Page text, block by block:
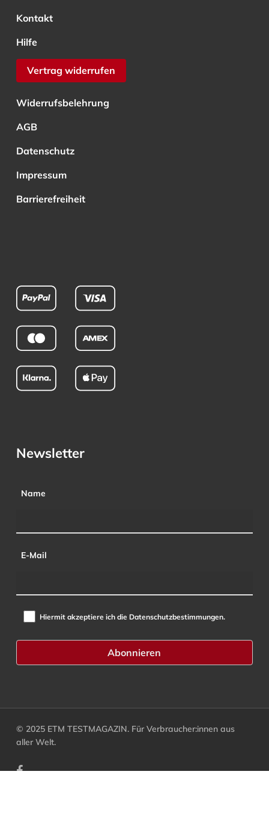
Kontakt
Hilfe
Vertrag widerrufen
Widerrufsbelehrung
AGB
Datenschutz
Impressum
Barrierefreiheit
Newsletter
Name
E-Mail
Hiermit akzeptiere ich die Datenschutzbestimmungen.
© 2025 ETM TESTMAGAZIN. Für Verbraucher:innen aus
aller Welt.
facebook